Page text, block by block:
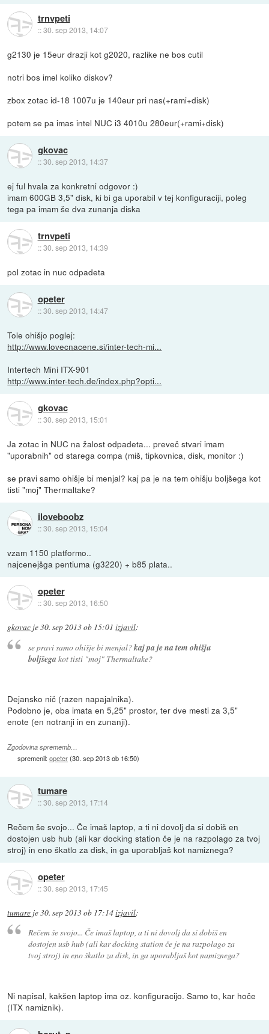
trnvpeti
::30. sep 2013, 14:07
g2130 je 15eur drazji kot g2020, razlike ne bos cutil
notri bos imel koliko diskov?
zbox zotac id-18 1007u je 140eur pri nas(+rami+disk)
potem se pa imas intel NUC i3 4010u 280eur(+rami+disk)
gkovac
::30. sep 2013, 14:37
ej ful hvala za konkretni odgovor :)
imam 600GB 3,5" disk, ki bi ga uporabil v tej konfiguraciji, poleg
tega pa imam še dva zunanja diska
trnvpeti
::30. sep 2013, 14:39
pol zotac in nuc odpadeta
opeter
::30. sep 2013, 14:47
Tole ohišjo poglej:
http://www.lovecnacene.si/inter-tech-mi...
Intertech Mini ITX-901
http://www.inter-tech.de/index.php?opti...
gkovac
::30. sep 2013, 15:01
Ja zotac in NUC na žalost odpadeta... preveč stvari imam
"uporabnih" od starega compa (miš, tipkovnica, disk, monitor :)
se pravi samo ohišje bi menjal? kaj pa je na tem ohišju boljšega kot
tisti "moj" Thermaltake?
iloveboobz
::30. sep 2013, 15:04
vzam 1150 platformo..
najcenejšga pentiuma (g3220) + b85 plata..
opeter
::30. sep 2013, 16:50
gkovac je30. sep 2013 ob 15:01 izjavil:
se pravi samo ohišje bi menjal?kaj pa je na tem ohišju
boljšega kot tisti "moj" Thermaltake?
Dejansko nič (razen napajalnika).
Podobno je, oba imata en 5,25" prostor, ter dve mesti za 3,5"
enote (en notranji in en zunanji).
Zgodovina sprememb…
spremenil:opeter(30. sep 2013 ob 16:50)
tumare
::30. sep 2013, 17:14
Rečem še svojo... Če imaš laptop, a ti ni dovolj da si dobiš en
dostojen usb hub (ali kar docking station če je na razpolago za tvoj
stroj) in eno škatlo za disk, in ga uporabljaš kot namiznega?
opeter
::30. sep 2013, 17:45
tumare je30. sep 2013 ob 17:14izjavil:
Rečem še svojo... Če imaš laptop, a ti ni dovolj da si dobiš en
dostojen usb hub (ali kar docking station če je na razpolago za
tvoj stroj) in eno škatlo za disk, in ga uporabljaš kot namiznega?
Ni napisal, kakšen laptop ima oz. konfiguracijo. Samo to, kar hoče
(ITX namiznik).